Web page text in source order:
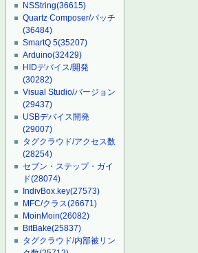
NSString(36615)
Quartz Composer/パッチ
(36484)
SmartQ 5(35207)
Arduino(32429)
HIDデバイス/開発
(30282)
Visual Studio/バージョン
(29437)
USBデバイス開発
(29007)
タグクラウド/アクセス数
(28254)
セブン・ステップ・ガイ
ド(28074)
IndivBox.key(27573)
MFC/クラス(26671)
MoinMoin(26082)
BitBake(25837)
タグクラウド/内部被リン